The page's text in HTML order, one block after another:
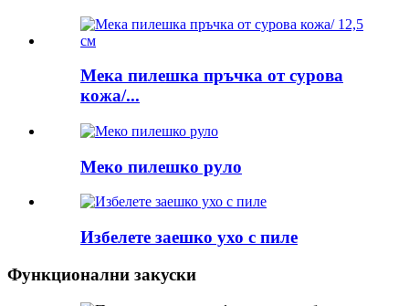
Мека пилешка пръчка от сурова
кожа/...
Меко пилешко руло
Избелете заешко ухо с пиле
Функционални закуски